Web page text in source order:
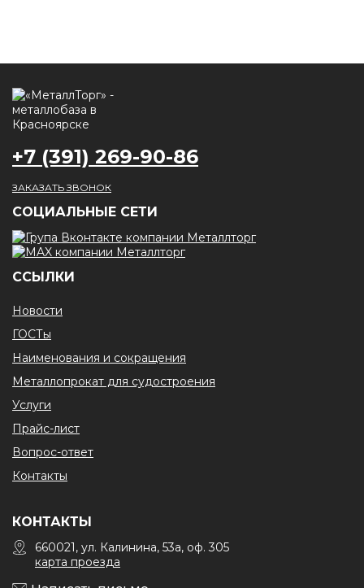
+7 (391) 269-90-86
ЗАКАЗАТЬ ЗВОНОК
CОЦИАЛЬНЫЕ СЕТИ
ССЫЛКИ
Новости
ГОСТы
Наименования и сокращения
Металлопрокат для судостроения
Услуги
Прайс-лист
Вопрос-ответ
Контакты
КОНТАКТЫ
660021, ул. Калинина, 53а, оф. 305
карта проезда